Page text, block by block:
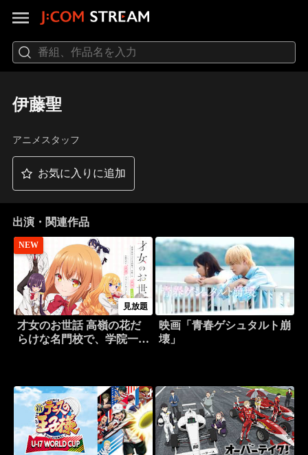
伊藤聖
アニメスタッフ
お気に入りに追加
出演・関連作品
NEW
見放題
才女のお世話 高嶺の花だ
らけな名門校で、学院一の
映画「青春ゲシュタルト崩
壊」